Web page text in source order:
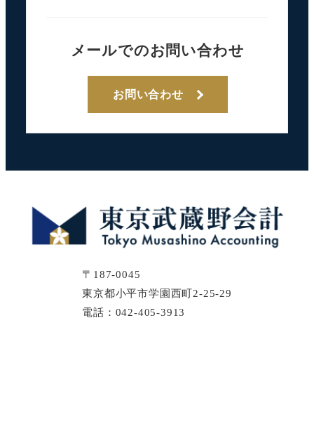
メールでのお問い合わせ
お問い合わせ
〒187-0045
東京都小平市学園西町2-25-29
電話：042-405-3913